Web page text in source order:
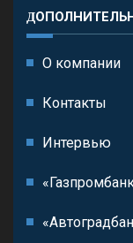
О компании
Контакты
Интервью